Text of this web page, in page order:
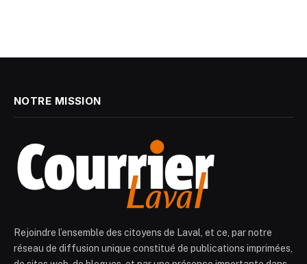
NOTRE MISSION
Rejoindre l’ensemble des citoyens de Laval, et ce, par notre
réseau de diffusion unique constitué de publications imprimées,